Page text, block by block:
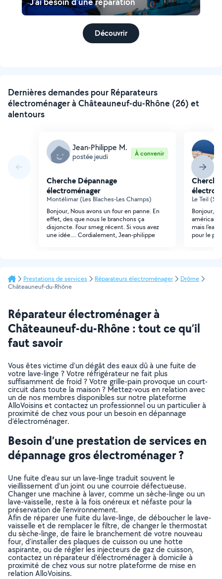
Découvrir
Dernières demandes pour Réparateurs
électroménager à Châteauneuf-du-Rhône (26) et
alentours
Jean-Philippe M.
postée jeudi À convenir
Cherche Dépannage
électroménager
Montélimar (Les Blaches-Les Champs)
Bonjour, Nous avons un four en panne. En
effet, des que nous le branchons ça
disjoncte. Four smeg récent. Si vous avez
une idée.... Cordialement, Jean-philippe
Le Teil
Bonjour,
américain
mais l'eau
pour le
Prestations de services Réparateurs électroménager
Drôme
Châteauneuf-du-Rhône
Réparateur électroménager à
Châteauneuf-du-Rhône : tout ce qu’il
faut savoir
Vous êtes victime d’un dégât des eaux dû à une fuite de
votre lave-linge ? Votre réfrigérateur ne fait plus
suffisamment de froid ? Votre grille-pain provoque un court-
circuit dans toute la maison ? Mettez-vous en relation avec
un de nos membres disponibles sur notre plateforme
AlloVoisins et contactez un professionnel ou un particulier à
proximité de chez vous pour un besoin en dépannage
d’électroménager.
Besoin d’une prestation de services en
dépannage gros électroménager ?
Une fuite d’eau sur un lave-linge traduit souvent le
vieillissement d’un joint ou une courroie défectueuse.
Changer une machine à laver, comme un sèche-linge ou un
lave-vaisselle, reste à la fois onéreux et néfaste pour la
préservation de l’environnement.
Afin de réparer une fuite du lave-linge, de déboucher le lave-
vaisselle et de remplacer le filtre, de changer le thermostat
du sèche-linge, de faire le branchement de votre nouveau
four, d’installer des plaques de cuisson ou une hotte
aspirante, ou de régler les injecteurs de gaz de cuisson,
contactez un réparateur d’électroménager à domicile à
proximité de chez vous sur notre plateforme de mise en
relation AlloVoisins.